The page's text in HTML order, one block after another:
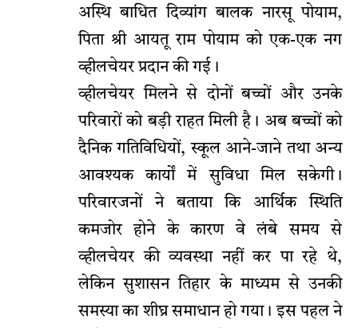
अस्थि बाधित दिव्यांग बालक नारसू पोयाम,
पिता श्री आयतू राम पोयाम को एक-एक नग
व्हीलचेयर प्रदान की गई।
व्हीलचेयर मिलने से दोनों बच्चों और उनके
परिवारों को बड़ी राहत मिली है। अब बच्चों को
दैनिक गतिविधियों, स्कूल आने-जाने तथा अन्य
आवश्यक कार्यों में सुविधा मिल सकेगी।
परिवारजनों ने बताया कि आर्थिक स्थिति
कमजोर होने के कारण वे लंबे समय से
व्हीलचेयर की व्यवस्था नहीं कर पा रहे थे,
लेकिन सुशासन तिहार के माध्यम से उनकी
समस्या का शीघ्र समाधान हो गया। इस पहल ने